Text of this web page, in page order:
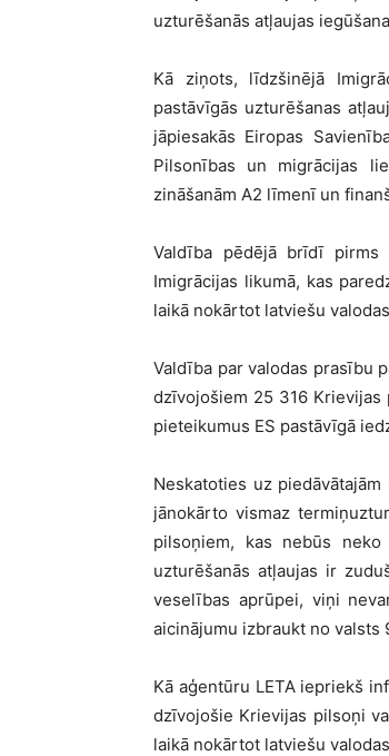
uzturēšanās atļaujas
Kā ziņots, līdzšinējā
pastāvīgās uzturēšanas
jāpiesakās Eiropas
Pilsonības un migrācijas
zināšanām A2 līmenī un
Valdība pēdējā brīdī pirms
Imigrācijas likumā, kas
laikā nokārtot latviešu
Valdība par valodas prasību
dzīvojošiem 25 316
pieteikumus ES pastāvīgā
Neskatoties uz
jānokārto vismaz
pilsoņiem, kas nebūs
uzturēšanās atļaujas ir
veselības aprūpei, viņi
aicinājumu izbraukt no valsts
Kā aģentūru LETA iepriekš
dzīvojošie Krievijas pilsoņi
laikā nokārtot latviešu